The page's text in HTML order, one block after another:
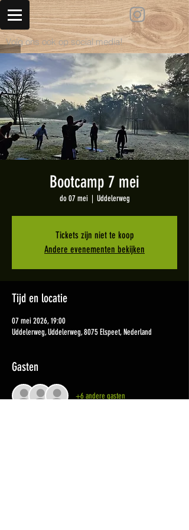
Volg ons ook op social media!
Bootcamp 7 mei
do 07 mei
  |
Uddelerweg
Tickets zijn niet te koop
Andere evenementen bekijken
Tijd en locatie
07 mei 2026, 19:00
Uddelerweg, Uddelerweg, 8075 Elspeet, Nederland
Gasten
+6 andere gasten